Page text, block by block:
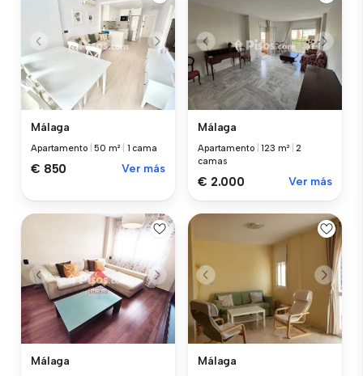
Málaga
Apartamento |50 m² 1 cama
€ 850 Ver más
Málaga
Apartamento |123 m² |2
camas
€ 2.000 Ver más
Málaga Málaga